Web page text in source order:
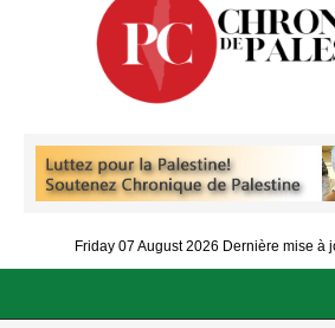
Friday 07 August 2026 Dernière mise à